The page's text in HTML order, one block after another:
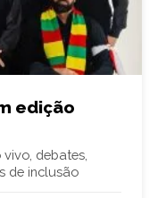
edição
debates,
de inclusão